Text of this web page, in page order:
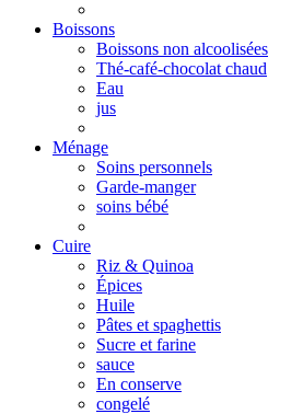
Boissons
Boissons non alcoolisées
Thé-café-chocolat chaud
Eau
jus
Ménage
Soins personnels
Garde-manger
soins bébé
Cuire
Riz & Quinoa
Épices
Huile
Pâtes et spaghettis
Sucre et farine
sauce
En conserve
congelé